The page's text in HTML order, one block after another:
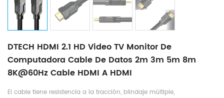
DTECH HDMI 2.1 HD Video TV Monitor De
Computadora Cable De Datos 2m 3m 5m 8m
8K@60Hz Cable HDMI A HDMI
El cable tiene resistencia a la tracción, blindaje múltiple,